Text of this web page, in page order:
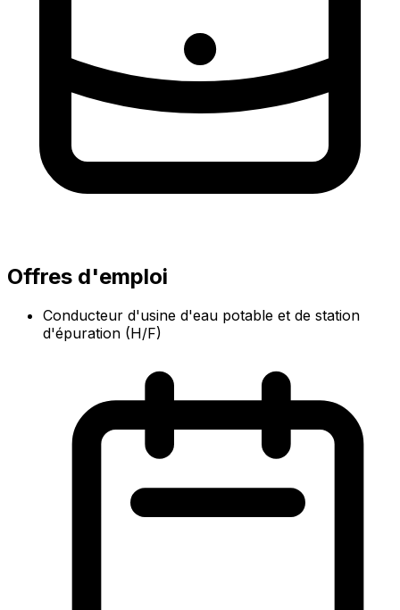
Offres d'emploi
Conducteur d'usine d'eau potable et de station
d'épuration (H/F)